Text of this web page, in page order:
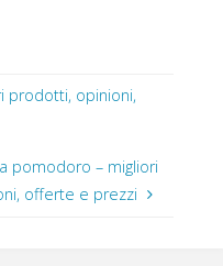
prodotti, opinioni,
pomodoro – migliori
offerte e prezzi